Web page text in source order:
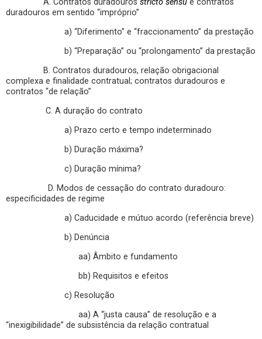
A. Contratos duradouros stricto sensu e contratos
duradouros em sentido “impróprio”
a) “Diferimento” e “fraccionamento” da prestação
b) “Preparação” ou “prolongamento” da prestação
B. Contratos duradouros, relação obrigacional
complexa e finalidade contratual; contratos duradouros e
contratos “de relação”
C. A duração do contrato
a) Prazo certo e tempo indeterminado
b) Duração máxima?
c) Duração mínima?
D. Modos de cessação do contrato duradouro:
especificidades de regime
a) Caducidade e mútuo acordo (referência breve)
b) Denúncia
aa) Âmbito e fundamento
bb) Requisitos e efeitos
c) Resolução
aa) A “justa causa” de resolução e a
“inexigibilidade” de subsistência da relação contratual